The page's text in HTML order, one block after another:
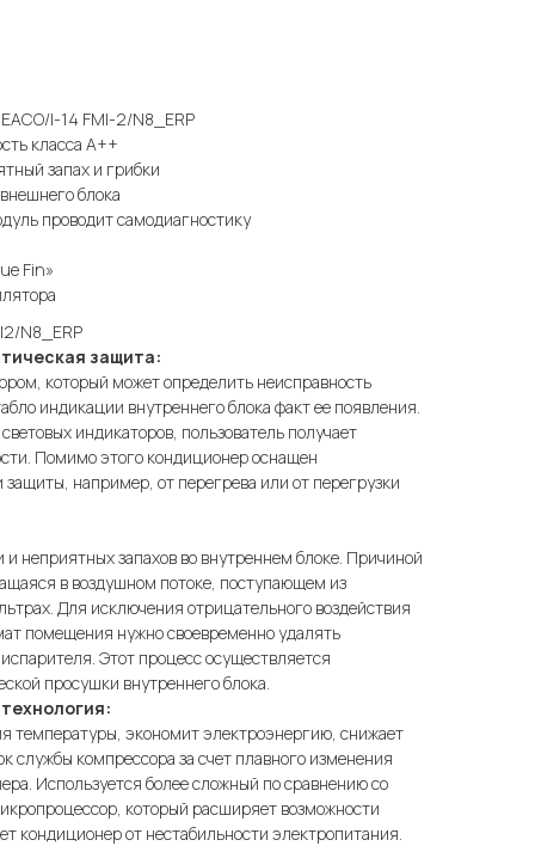
I-14 FMI-2/N8_ERP
класса А++
запах и грибки
блока
проводит самодиагностику
Fin»
N8_ERP
защита:
который может определить неисправность
индикации внутреннего блока факт ее появления.
индикаторов, пользователь получает
Помимо этого кондиционер оснащен
например, от перегрева или от перегрузки
и неприятных запахов во внутреннем блоке. Причиной
в воздушном потоке, поступающем из
Для исключения отрицательного воздействия
помещения нужно своевременно удалять
Этот процесс осуществляется
просушки внутреннего блока.
температуры, экономит электроэнергию, снижает
службы компрессора за счет плавного изменения
Используется более сложный по сравнению со
который расширяет возможности
кондиционер от нестабильности электропитания.